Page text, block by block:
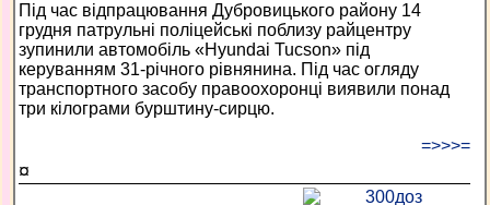
Під час відпрацювання Дубровицького району 14
грудня патрульні поліцейські поблизу райцентру
зупинили автомобіль «Hyundai Tucson» під
керуванням 31-річного рівнянина. Під час огляду
транспортного засобу правоохоронці виявили понад
три кілограми бурштину-сирцю.
=>>>=
¤